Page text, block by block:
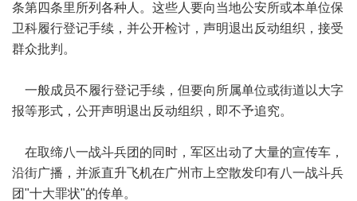
条第四条里所列各种人。这些人要向当地公安所或本单位保
卫科履行登记手续，并公开检讨，声明退出反动组织，接受
群众批判。
一般成员不履行登记手续，但要向所属单位或街道以大字
报等形式，公开声明退出反动组织，即不予追究。
在取缔八一战斗兵团的同时，军区出动了大量的宣传车，
沿街广播，并派直升飞机在广州市上空散发印有八一战斗兵
团"十大罪状"的传单。